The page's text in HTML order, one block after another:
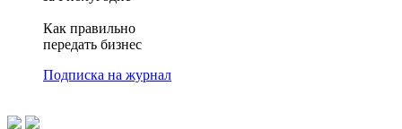
Как правильно
передать бизнес
Подписка на журнал